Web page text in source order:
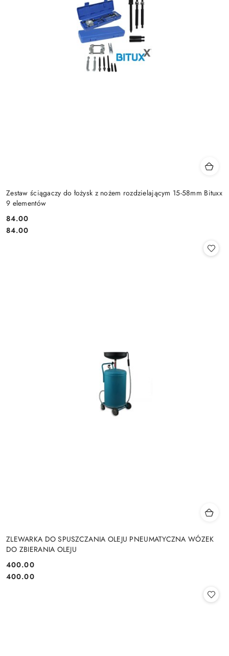
Zestaw ściągaczy do łożysk z nożem rozdzielającym 15-58mm Bituxx
9 elementów
Cena:
84.00
Cena:
84.00
ZLEWARKA DO SPUSZCZANIA OLEJU PNEUMATYCZNA WÓZEK
DO ZBIERANIA OLEJU
Cena:
400.00
Cena:
400.00